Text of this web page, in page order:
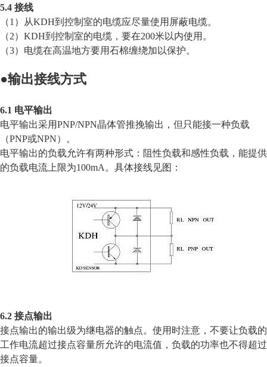
5.4 接线
（1）从KDH到控制室的电缆应尽量使用屏蔽电缆。
（2）KDH到控制室的电缆，要在200米以内使用。
（3）电缆在高温地方要用石棉缠绕加以保护。
●输出接线方式
6.1 电平输出
电平输出采用PNP/NPN晶体管推挽输出，但只能接一种负载
（PNP或NPN）。
电平输出的负载允许有两种形式：阻性负载和感性负载，能提供
的负载电流上限为100mA。具体接线见图：
6.2 接点输出
接点输出的输出级为继电器的触点。使用时注意，不要让负载的
工作电流超过接点容量所允许的电流值，负载的功率也不得超过
接点容量。